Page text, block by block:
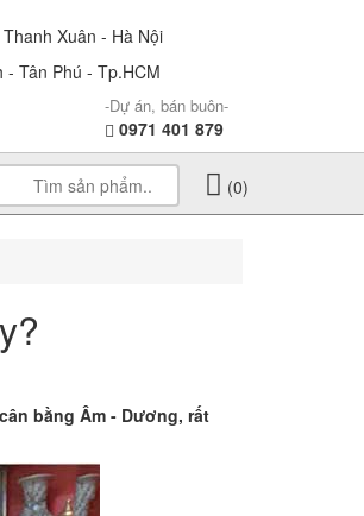
Xuân - Hà Nội
Tân Phú - Tp.HCM
-Dự án, bán buôn-
0971 401 879
(0)
bằng Âm - Dương, rất